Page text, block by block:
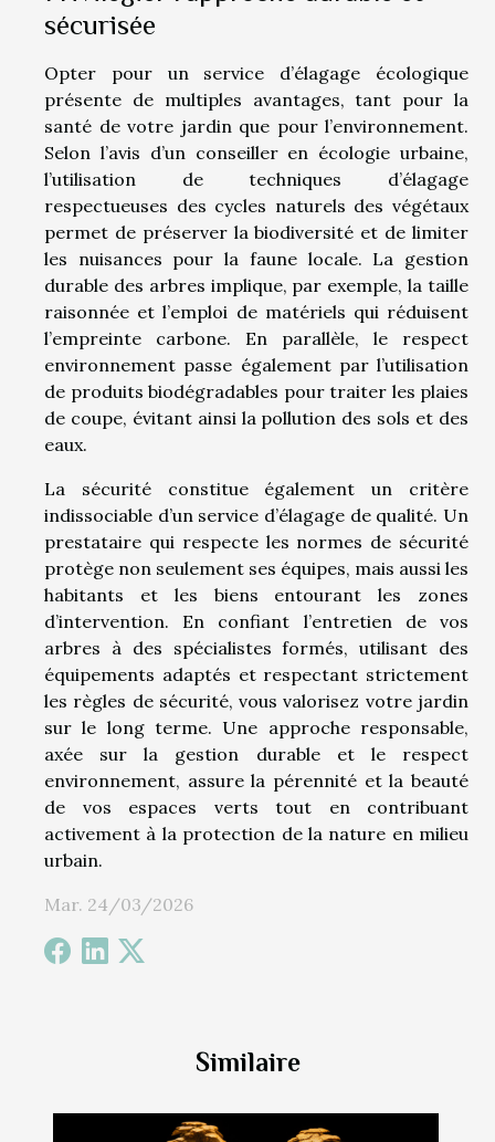
Similaire
sécurisée
Opter pour un service d’élagage écologique
présente de multiples avantages, tant pour la
santé de votre jardin que pour l’environnement.
Selon l’avis d’un conseiller en écologie urbaine,
l’utilisation de techniques d’élagage
respectueuses des cycles naturels des végétaux
permet de préserver la biodiversité et de limiter
les nuisances pour la faune locale. La gestion
durable des arbres implique, par exemple, la taille
raisonnée et l’emploi de matériels qui réduisent
l’empreinte carbone. En parallèle, le respect
environnement passe également par l’utilisation
de produits biodégradables pour traiter les plaies
de coupe, évitant ainsi la pollution des sols et des
eaux.
La sécurité constitue également un critère
indissociable d’un service d’élagage de qualité. Un
prestataire qui respecte les normes de sécurité
protège non seulement ses équipes, mais aussi les
habitants et les biens entourant les zones
d’intervention. En confiant l’entretien de vos
arbres à des spécialistes formés, utilisant des
équipements adaptés et respectant strictement
les règles de sécurité, vous valorisez votre jardin
sur le long terme. Une approche responsable,
axée sur la gestion durable et le respect
environnement, assure la pérennité et la beauté
de vos espaces verts tout en contribuant
activement à la protection de la nature en milieu
urbain.
Mar. 24/03/2026